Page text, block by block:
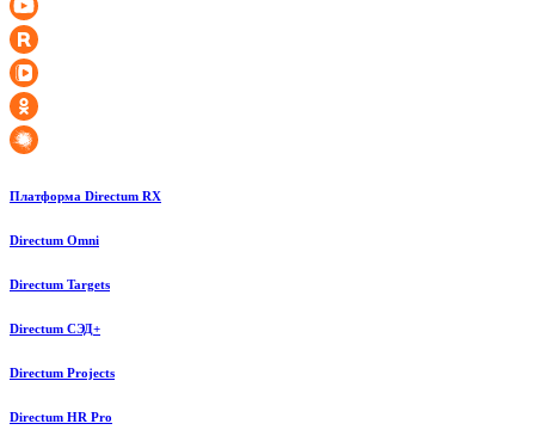
Платформа Directum RX
Directum Omni
Directum Targets
Directum СЭД+
Directum Projects
Directum HR Pro